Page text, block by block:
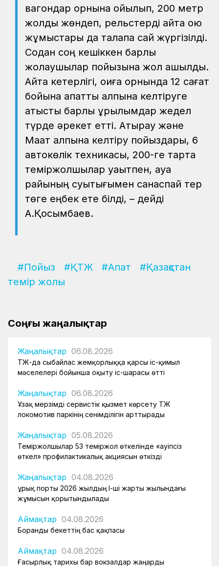
вагондар орнына қойылып, 200 метр
жолды жөндеп, рельстерді қайта қою
жұмыстары да талапқа сай жүргізілді.
Содан соң кешіккен барлық
жолаушылар пойызына жол ашылды.
Айта кетерлігі, оқиға орнында 12 сағат
бойына апатты қалпына келтіруге
қатысты барлық құрылымдар жедел
түрде әрекет етті. Атырау және
Мақат қалпына келтіру пойыздары, 6
автокөлік техникасы, 200-ге тарта
теміржолшылар уақытпен, ауа
райының суықтығымен санаспай тер
төге еңбек ете білді, – дейді
А.Қосымбаев.
#Пойыз #ҚТЖ #Апат
#Қазақстан
темір жолы
Соңғы жаңалықтар
Жаңалықтар 06.08.2026
ҚТЖ-да сыбайлас жемқорлыққа қарсы іс-қимыл
мәселелері бойынша оқыту іс-шарасы өтті
Жаңалықтар 06.08.2026
Ұзақ мерзімді сервистік қызмет көрсету ҚТЖ
локомотив паркінің сенімділігін арттырады
Жаңалықтар 05.08.2026
Теміржолшылар 53 теміржол өткелінде «Қауіпсіз
өткел» профилактикалық акциясын өткізді
Жаңалықтар 04.08.2026
Құрық порты 2026 жылдың І-ші жарты жылындағы
жұмысын қорытындылады
Аймақтар 04.08.2026
Боранды бекеттің бас қақпасы
Аймақтар 04.08.2026
Ғасырлық тарихы бар вокзалдар жаңарды